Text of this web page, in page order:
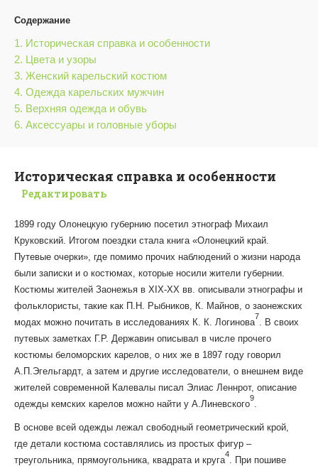
Содержание
1. Историческая справка и особенности
2. Цвета и узоры
3. Женский карельский костюм
4. Одежда карельских мужчин
5. Верхняя одежда и обувь
6. Аксессуары и головные уборы
Историческая справка и особенности
Редактировать
1899 году Олонецкую губернию посетил этнограф Михаил
Круковский. Итогом поездки стала книга «Олонецкий край.
Путевые очерки», где помимо прочих наблюдений о жизни народа
были записки и о костюмах, которые носили жители губернии.
Костюмы жителей Заонежья в XIX-XX вв. описывали этнографы и
фольклористы, такие как П.Н. Рыбников, К. Майнов, о заонежских
модах можно почитать в исследованиях К. К. Логинова
7
. В своих
путевых заметках Г.Р. Державин описывал в числе прочего
костюмы беломорских карелов, о них же в 1897 году говорил
А.П.Эгельгардт, а затем и другие исследователи, о внешнем виде
жителей современной Калевалы писал Элиас Леннрот, описание
одежды кемских карелов можно найти у А.Линевского
9
.
В основе всей одежды лежал свободный геометрический крой,
где детали костюма составлялись из простых фигур –
треугольника, прямоугольника, квадрата и круга
4
. При пошиве